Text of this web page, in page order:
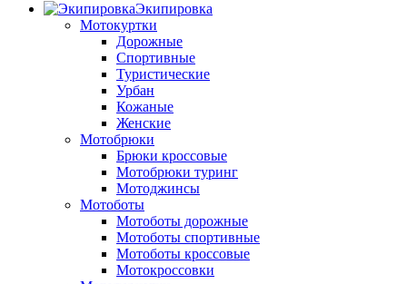
Экипировка
Мотокуртки
Дорожные
Спортивные
Туристические
Урбан
Кожаные
Женские
Мотобрюки
Брюки кроссовые
Мотобрюки туринг
Мотоджинсы
Мотоботы
Мотоботы дорожные
Мотоботы спортивные
Мотоботы кроссовые
Мотокроссовки